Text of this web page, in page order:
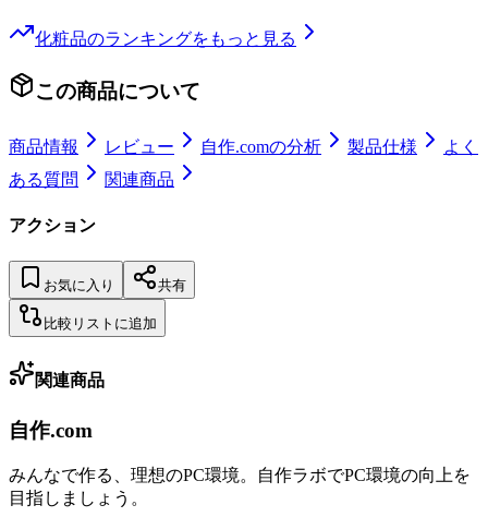
化粧品のランキングをもっと見る
この商品について
商品情報 レビュー 自作.comの分析 製品仕様
よく
ある質問
関連商品
アクション
お気に入り 共有
比較リストに追加
関連商品
自作.com
みんなで作る、理想のPC環境。 自作ラボでPC環境の向上を
目指しましょう。